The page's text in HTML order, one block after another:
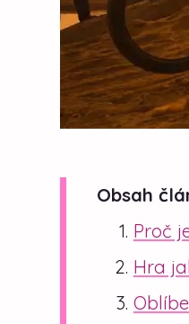
Obsah
Proč
Hra